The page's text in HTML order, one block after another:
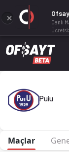
Puiu 2026 sezonu
Puiu
Maçlar
Canlı